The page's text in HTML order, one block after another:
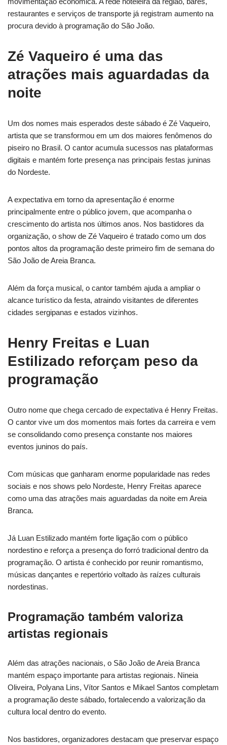
restaurantes e serviços de transporte já registram aumento na
procura devido à programação do São João.
Zé Vaqueiro é uma das
atrações mais aguardadas da
noite
Um dos nomes mais esperados deste sábado é Zé Vaqueiro,
artista que se transformou em um dos maiores fenômenos do
piseiro no Brasil. O cantor acumula sucessos nas plataformas
digitais e mantém forte presença nas principais festas juninas
do Nordeste.
A expectativa em torno da apresentação é enorme
principalmente entre o público jovem, que acompanha o
crescimento do artista nos últimos anos. Nos bastidores da
organização, o show de Zé Vaqueiro é tratado como um dos
pontos altos da programação deste primeiro fim de semana do
São João de Areia Branca.
Além da força musical, o cantor também ajuda a ampliar o
alcance turístico da festa, atraindo visitantes de diferentes
cidades sergipanas e estados vizinhos.
Henry Freitas e Luan
Estilizado reforçam peso da
programação
Outro nome que chega cercado de expectativa é Henry Freitas.
O cantor vive um dos momentos mais fortes da carreira e vem
se consolidando como presença constante nos maiores
eventos juninos do país.
Com músicas que ganharam enorme popularidade nas redes
sociais e nos shows pelo Nordeste, Henry Freitas aparece
como uma das atrações mais aguardadas da noite em Areia
Branca.
Já Luan Estilizado mantém forte ligação com o público
nordestino e reforça a presença do forró tradicional dentro da
programação. O artista é conhecido por reunir romantismo,
músicas dançantes e repertório voltado às raízes culturais
nordestinas.
Programação também valoriza
artistas regionais
Além das atrações nacionais, o São João de Areia Branca
mantém espaço importante para artistas regionais. Nineia
Oliveira, Polyana Lins, Vítor Santos e Mikael Santos completam
a programação deste sábado, fortalecendo a valorização da
cultura local dentro do evento.
Nos bastidores, organizadores destacam que preservar espaço